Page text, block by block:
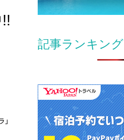
記事ランキング